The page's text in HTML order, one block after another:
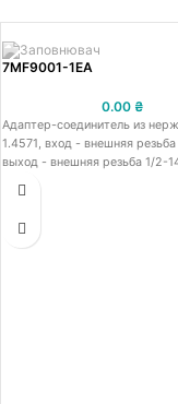
7MF9001-1EA
0.00 ₴
Адаптер-соединитель из
1.4571, вход - внешняя
выход - внешняя резьба 1/2-